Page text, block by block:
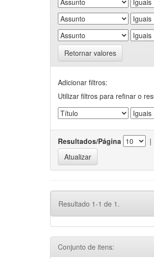
Retornar valores
Adicionar filtros:
Utilizar filtros para refinar o
Resultados/Página |
Resultado 1-1 de 1.
Conjunto de itens: